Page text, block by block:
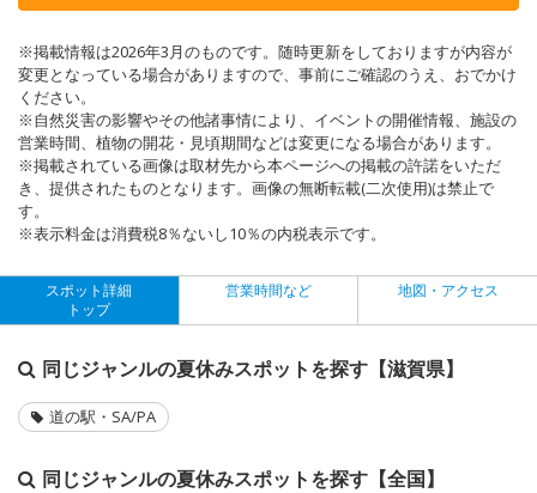
※掲載情報は2026年3月のものです。随時更新をしておりますが内容が
変更となっている場合がありますので、事前にご確認のうえ、おでかけ
ください。
※自然災害の影響やその他諸事情により、イベントの開催情報、施設の
営業時間、植物の開花・見頃期間などは変更になる場合があります。
※掲載されている画像は取材先から本ページへの掲載の許諾をいただ
き、提供されたものとなります。画像の無断転載(二次使用)は禁止で
す。
※表示料金は消費税8％ないし10％の内税表示です。
スポット詳細
トップ
営業時間など 地図・アクセス
同じジャンルの夏休みスポットを探す【滋賀県】
道の駅・SA/PA
同じジャンルの夏休みスポットを探す【全国】